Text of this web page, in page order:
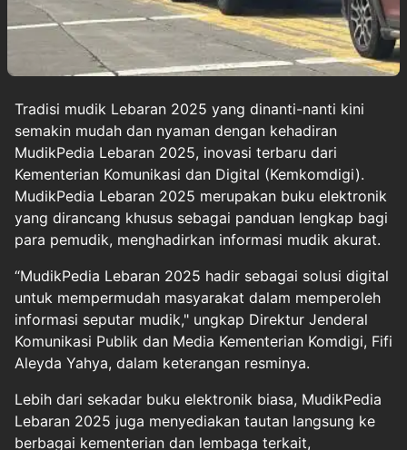
Tradisi mudik Lebaran 2025 yang dinanti-nanti kini
semakin mudah dan nyaman dengan kehadiran
MudikPedia Lebaran 2025, inovasi terbaru dari
Kementerian Komunikasi dan Digital (Kemkomdigi).
MudikPedia Lebaran 2025 merupakan buku elektronik
yang dirancang khusus sebagai panduan lengkap bagi
para pemudik, menghadirkan informasi mudik akurat.
“MudikPedia Lebaran 2025 hadir sebagai solusi digital
untuk mempermudah masyarakat dalam memperoleh
informasi seputar mudik," ungkap Direktur Jenderal
Komunikasi Publik dan Media Kementerian Komdigi, Fifi
Aleyda Yahya, dalam keterangan resminya.
Lebih dari sekadar buku elektronik biasa, MudikPedia
Lebaran 2025 juga menyediakan tautan langsung ke
berbagai kementerian dan lembaga terkait,